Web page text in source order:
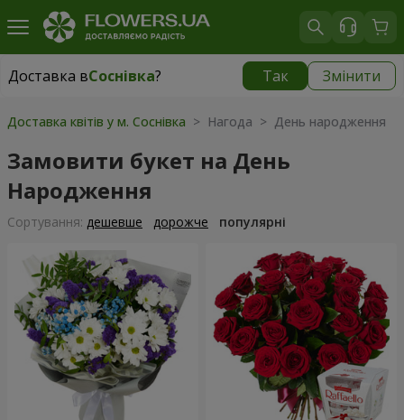
Доставка вСоснівка? Так Змінити
Доставка вСоснівка|
Доставка квітів у м. Соснівка > Нагода > День народження
Замовити букет на День
Народження
Сортування: дешевше дорожче популярні